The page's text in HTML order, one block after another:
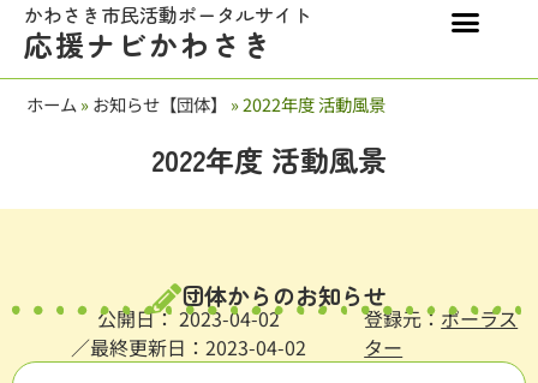
かわさき市民活動ポータルサイト
応援ナビかわさき
ホーム »お知らせ【団体】 »2022年度 活動風景
2022年度 活動風景
団体からのお知らせ
公開日： 2023-04-02
／最終更新日：2023-04-02
登録元： ポーラス
ター